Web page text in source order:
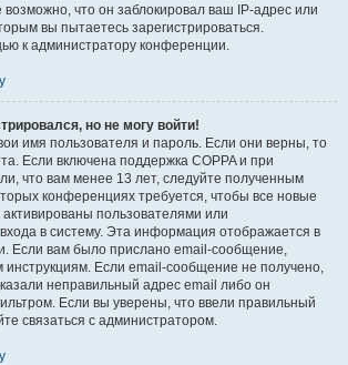
возможно, что он заблокировал ваш IP-адрес или
вы пытаетесь зарегистрироваться.
к администратору конференции.
но не могу войти!
имя пользователя и пароль. Если они верны, то
Если включена поддержка COPPA и при
что вам менее 13 лет, следуйте полученным
конференциях требуется, чтобы все новые
пользователями или
в систему. Эта информация отображается в
Если вам было прислано email-сообщение,
инструкциям. Если email-сообщение не получено,
неправильный адрес email либо он
Если вы уверены, что ввели правильный
связаться с администратором.